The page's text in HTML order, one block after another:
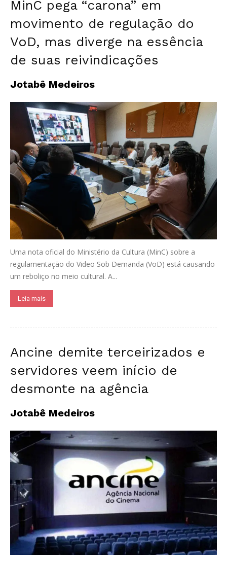
MinC pega “carona” em
movimento de regulação do
VoD, mas diverge na essência
de suas reivindicações
Jotabê Medeiros
Uma nota oficial do Ministério da Cultura (MinC) sobre a
regulamentação do Video Sob Demanda (VoD) está causando
um reboliço no meio cultural. A...
Leia mais
Ancine demite terceirizados e
servidores veem início de
desmonte na agência
Jotabê Medeiros